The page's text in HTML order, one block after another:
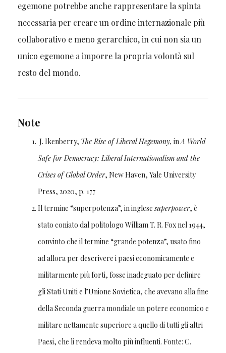
egemone potrebbe anche rappresentare la spinta
necessaria per creare un ordine internazionale più
collaborativo e meno gerarchico, in cui non sia un
unico egemone a imporre la propria volontà sul
resto del mondo.
Note
J. Ikenberry, The Rise of Liberal Hegemony, inA World
Safe for Democracy: Liberal Internationalism and the
Crises of Global Order, New Haven, Yale University
Press, 2020, p. 177
Il termine “superpotenza”, in inglesesuperpower, è
stato coniato dal politologo William T. R. Fox nel 1944,
convinto che il termine “grande potenza”, usato fino
ad allora per descrivere i paesi economicamente e
militarmente più forti, fosse inadeguato per definire
gli Stati Uniti e l’Unione Sovietica, che avevano alla fine
della Seconda guerra mondiale un potere economico e
militare nettamente superiore a quello di tutti gli altri
Paesi, che li rendeva molto più influenti. Fonte: C.